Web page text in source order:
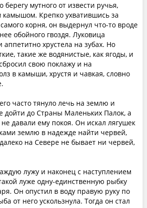
мутного от извести ручья,
камышом. Крепко ухватившись за
корня, он выдернул что-то вроде
обойного гвоздя. Луковица
аппетитно хрустела на зубах. Но
такие же водянистые, как ягоды, и
свою поклажу и на
в камыши, хрустя и чавкая, словно
часто тянуло лечь на землю и
дойти до Страны Маленьких Палок, а
давали ему покоя. Он искал лягушек
землю в надежде найти червей,
на Севере не бывает ни червей,
лужу и наконец с наступлением
луже одну-единственную рыбку
Он опустил в воду правую руку по
от него ускользнула. Тогда он стал